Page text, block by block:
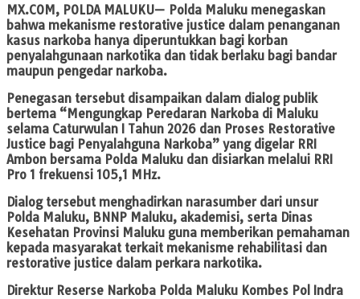
MX.COM, POLDA MALUKU— Polda Maluku menegaskan
bahwa mekanisme restorative justice dalam penanganan
kasus narkoba hanya diperuntukkan bagi korban
penyalahgunaan narkotika dan tidak berlaku bagi bandar
maupun pengedar narkoba.
Penegasan tersebut disampaikan dalam dialog publik
bertema “Mengungkap Peredaran Narkoba di Maluku
selama Caturwulan I Tahun 2026 dan Proses Restorative
Justice bagi Penyalahguna Narkoba” yang digelar RRI
Ambon bersama Polda Maluku dan disiarkan melalui RRI
Pro 1 frekuensi 105,1 MHz.
Dialog tersebut menghadirkan narasumber dari unsur
Polda Maluku, BNNP Maluku, akademisi, serta Dinas
Kesehatan Provinsi Maluku guna memberikan pemahaman
kepada masyarakat terkait mekanisme rehabilitasi dan
restorative justice dalam perkara narkotika.
Direktur Reserse Narkoba Polda Maluku Kombes Pol Indra